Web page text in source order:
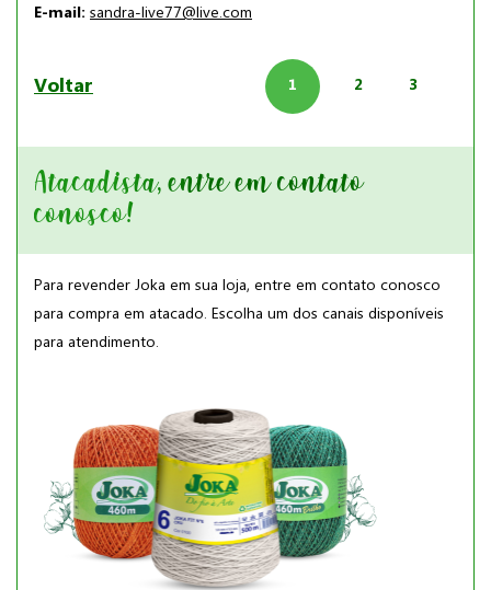
E-mail: sandra-live77@live.com
Voltar 1 2 3
Atacadista, entre em contato
conosco!
Para revender Joka em sua loja, entre em contato conosco
para compra em atacado. Escolha um dos canais disponíveis
para atendimento.